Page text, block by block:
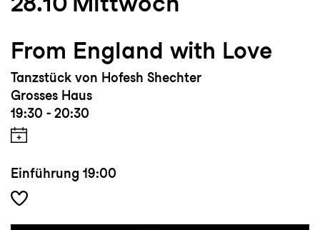
Tänzerin des Jahres 2021, Einladung an das
Physical Film Festival sowie Boreal
Screendance Festival mit ihrem Kurzfilm
«Brume», Hata Yogalehrer:innenausbildung
RYT 200 in Indien
From England with Love
Tanzstück von Hofesh Shechter
Grosses Haus
19:30 - 20:30
Einführung 19:00